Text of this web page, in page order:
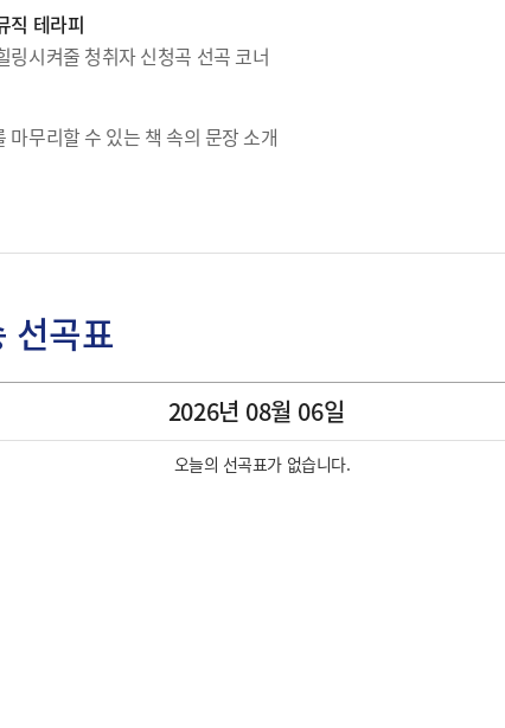
직 테라피
링시켜줄 청취자 신청곡 선곡 코너
마무리할 수 있는 책 속의 문장 소개
선곡표
2026년 08월 06일
오늘의 선곡표가 없습니다.